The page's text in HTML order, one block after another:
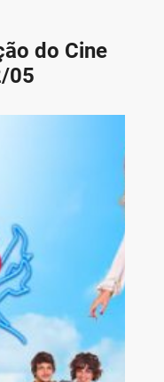
do Cine
05